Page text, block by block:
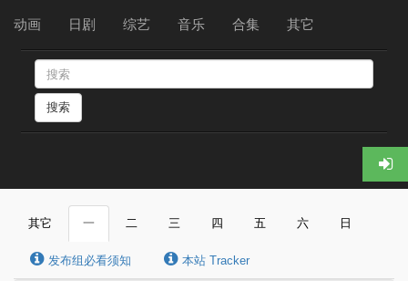
动画 日剧 综艺 音乐 合集 其它
搜索
其它 一 二 三 四 五 六 日
发布组必看须知 本站 Tracker